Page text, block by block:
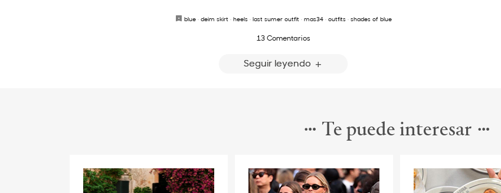
blue· deim skirt· heels· last sumer outfit· mas34· outfits· shades of blue
13 Comentarios
Seguir leyendo
Te puede interesar